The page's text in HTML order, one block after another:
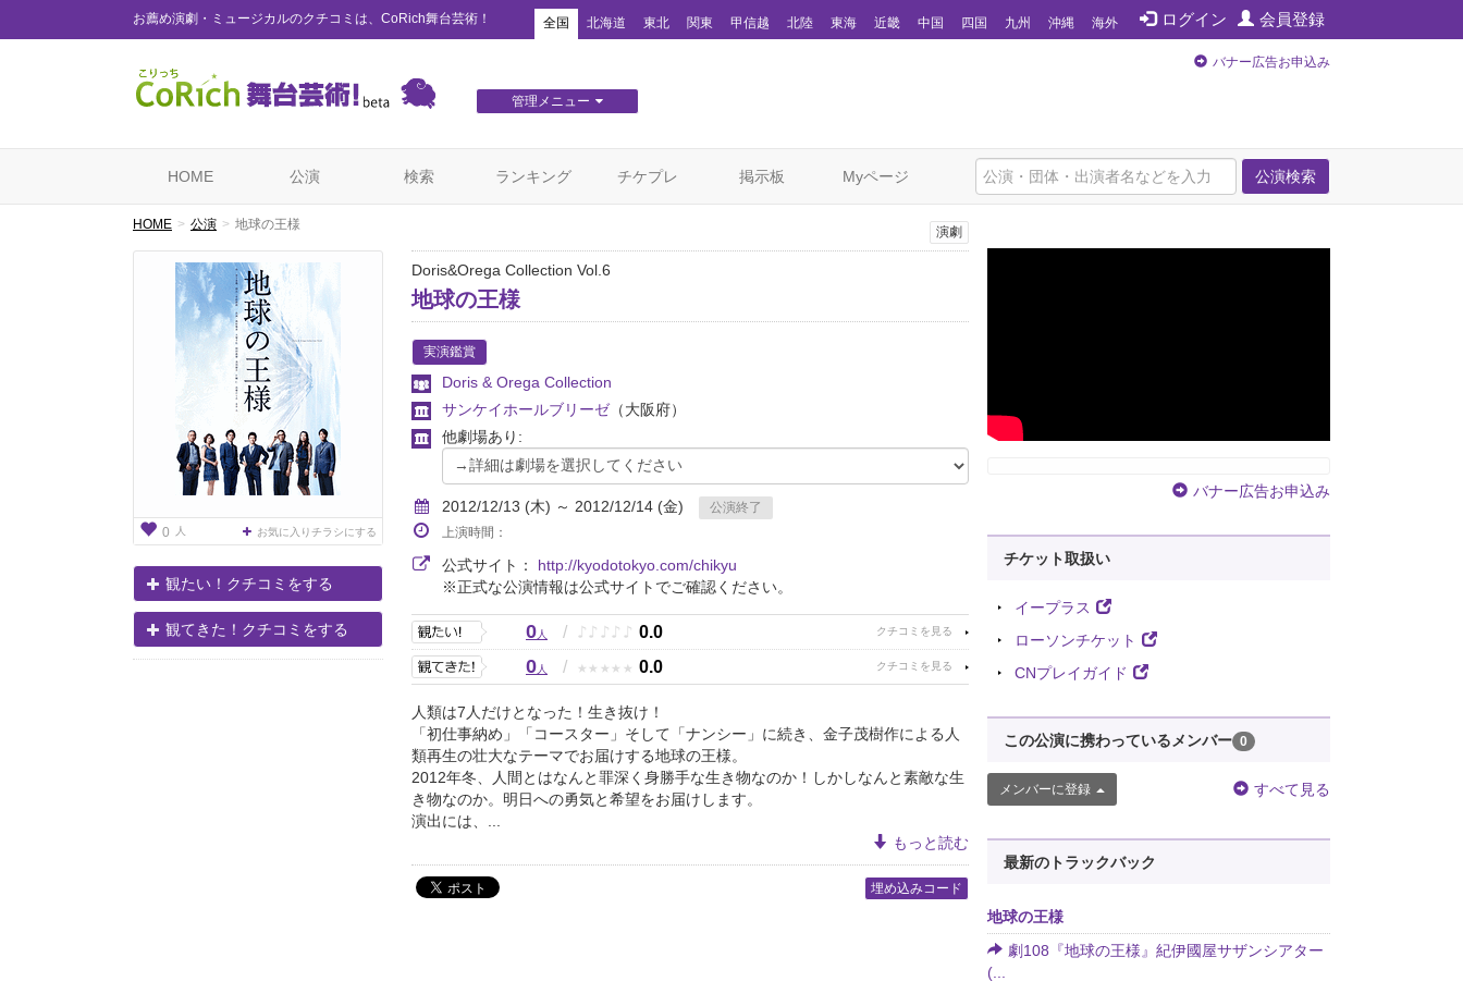
お薦め演劇・ミュージカルのクチコミは、CoRich舞台芸術！ ログイン 会員登録
全国 北海道 東北 関東 甲信越 北陸 東海 近畿 中国 四国 九州 沖縄 海外
管理メニュー
バナー広告お申込み
公演検索
HOME 公演 検索 ランキング チケプレ 掲示板 Myページ
HOME 公演 地球の王様
0 人 お気に入りチラシにする
観たい！クチコミをする
観てきた！クチコミをする
演劇
Doris&Orega Collection Vol.6
地球の王様
実演鑑賞
Doris & Orega Collection
サンケイホールブリーゼ（大阪府）
他劇場あり:
2012/12/13 (木) ～ 2012/12/14 (金)
公演終了
上演時間：
公式サイト： http://kyodotokyo.com/chikyu
※正式な公演情報は公式サイトでご確認ください。
0人 / ♪ ♪ ♪ ♪ ♪ 0.0
0人 / ★ ★ ★ ★ ★ 0.0
人類は7人だけとなった！生き抜け！
「初仕事納め」「コースター」そして「ナンシー」に続き、金子茂樹作による人
類再生の壮大なテーマでお届けする地球の王様。
2012年冬、人間とはなんと罪深く身勝手な生き物なのか！しかしなんと素敵な生
き物なのか。明日への勇気と希望をお届けします。
演出には、...
もっと読む
埋め込みコード
バナー広告お申込み
チケット取扱い
イープラス
ローソンチケット
CNプレイガイド
この公演に携わっているメンバー 0
メンバーに登録 すべて見る
最新のトラックバック
地球の王様
劇108『地球の王様』紀伊國屋サザンシアター
(...